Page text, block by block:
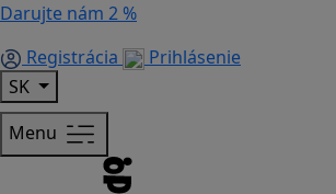
Darujte nám 2 %
Registrácia
Prihlásenie
SK
Menu